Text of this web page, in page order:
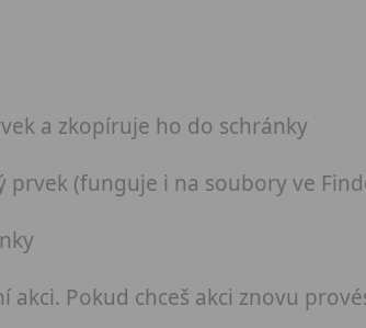
a zkopíruje ho do schránky
prvek (funguje i na soubory ve
akci. Pokud chceš akci znovu